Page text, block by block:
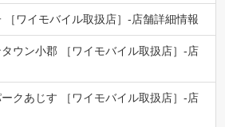
［ワイモバイル取扱店］-店舗詳細情報
ウン小郡 ［ワイモバイル取扱店］-店
クあじす ［ワイモバイル取扱店］-店